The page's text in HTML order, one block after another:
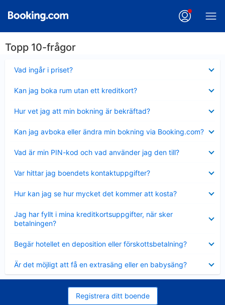
Topp 10-frågor
Vad ingår i priset?
mindre
Kan jag boka rum utan ett kreditkort?
mindre
Hur vet jag att min bokning är bekräftad?
mindre
Kan jag avboka eller ändra min bokning via Booking.com?
mindre
Vad är min PIN-kod och vad använder jag den till?
mindre
Var hittar jag boendets kontaktuppgifter?
mindre
Hur kan jag se hur mycket det kommer att kosta?
mindre
Jag har fyllt i mina kreditkortsuppgifter, när sker
betalningen?
mindre
Begär hotellet en deposition eller förskottsbetalning?
mindre
Är det möjligt att få en extrasäng eller en babysäng?
mindre
Registrera ditt boende